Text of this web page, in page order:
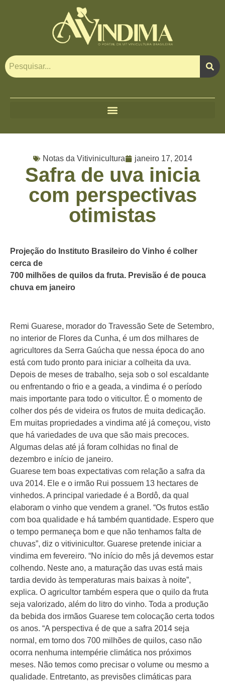
Notas da Vitivinicultura janeiro 17, 2014
Safra de uva inicia
com perspectivas
otimistas
Projeção do Instituto Brasileiro do Vinho é colher
cerca de
700 milhões de quilos da fruta. Previsão é de pouca
chuva em janeiro
Remi Guarese, morador do Travessão Sete de Setembro,
no interior de Flores da Cunha, é um dos milhares de
agricultores da Serra Gaúcha que nessa época do ano
está com tudo pronto para iniciar a colheita da uva.
Depois de meses de trabalho, seja sob o sol escaldante
ou enfrentando o frio e a geada, a vindima é o período
mais importante para todo o viticultor. É o momento de
colher dos pés de videira os frutos de muita dedicação.
Em muitas propriedades a vindima até já começou, visto
que há variedades de uva que são mais precoces.
Algumas delas até já foram colhidas no final de
dezembro e início de janeiro.
Guarese tem boas expectativas com relação a safra da
uva 2014. Ele e o irmão Rui possuem 13 hectares de
vinhedos. A principal variedade é a Bordô, da qual
elaboram o vinho que vendem a granel. “Os frutos estão
com boa qualidade e há também quantidade. Espero que
o tempo permaneça bom e que não tenhamos falta de
chuvas”, diz o vitivinicultor. Guarese pretende iniciar a
vindima em fevereiro. “No início do mês já devemos estar
colhendo. Neste ano, a maturação das uvas está mais
tardia devido às temperaturas mais baixas à noite”,
explica. O agricultor também espera que o quilo da fruta
seja valorizado, além do litro do vinho. Toda a produção
da bebida dos irmãos Guarese tem colocação certa todos
os anos. “A perspectiva é de que a safra 2014 seja
normal, em torno dos 700 milhões de quilos, caso não
ocorra nenhuma intempérie climática nos próximos
meses. Não temos como precisar o volume ou mesmo a
qualidade. Entretanto, as previsões climáticas para